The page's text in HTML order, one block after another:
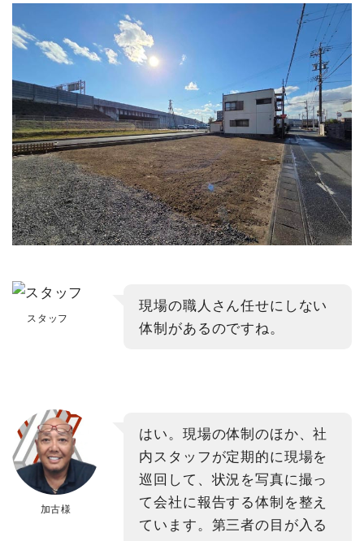
スタッフ
現場の職人さん任せにしない
体制があるのですね。
加古様
はい。現場の体制のほか、社
内スタッフが定期的に現場を
巡回して、状況を写真に撮っ
て会社に報告する体制を整え
ています。第三者の目が入る